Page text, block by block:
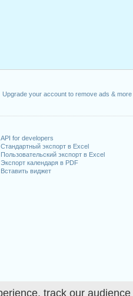
track our
Upgrade your account to remove ads & more
API for developers
Стандартный экспорт в Excel
Пользовательский экспорт в Excel
Экспорт календаря в PDF
Вставить виджет